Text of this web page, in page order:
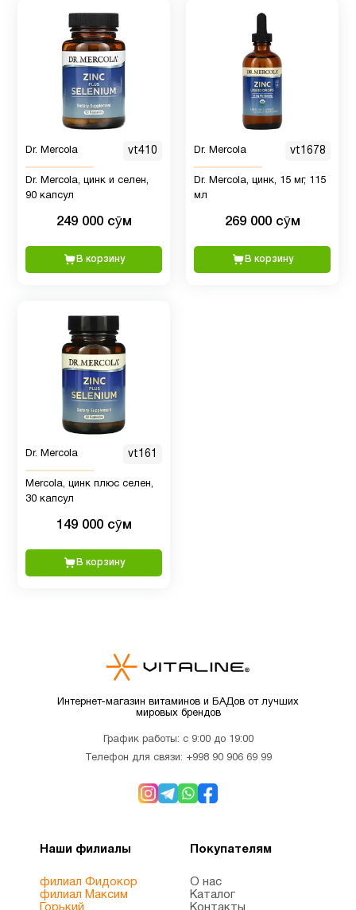
C для
детей
1
Витамин
детей
1
Витамин
д3
Витамин
2
Гиалуроновая
кислота
Билоба
1
Детская
, Рыбий
Деятельность
1
подростков
1
Dr. Mercola vt410
Dr. Mercola, цинк и селен,
90 капсул
249 000 сӯм
В корзину
Dr. Mercola vt1678
Dr. Mercola, цинк, 15 мг, 115
мл
269 000 сӯм
В корзину
Dr. Mercola vt161
Mercola, цинк плюс селен,
30 капсул
149 000 сӯм
В корзину
Интернет-магазин витаминов и БАДов от лучших
мировых брендов
График работы: с 9:00 до 19:00
Телефон для связи: +998 90 906 69 99
Наши филиалы
филиал Фидокор
филиал Максим
Горький
Покупателям
О нас
Каталог
Контакты